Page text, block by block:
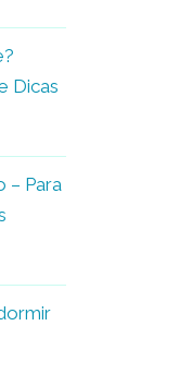
Dicas
– Para